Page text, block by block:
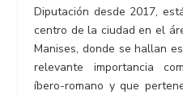
Diputación desde 2017,
centro de la ciudad en el
Manises, donde se hallan
relevante importancia
íbero-romano y que